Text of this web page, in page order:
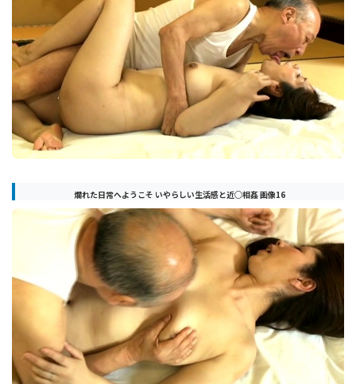
爛れた日常へようこそ いやらしい生活感と近○相姦 画像16